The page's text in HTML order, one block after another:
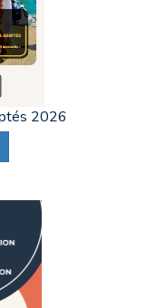
2026